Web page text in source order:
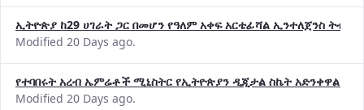
ኢትዮጵያ ከ29 ሀገራት ጋር በመሆን የዓለም አቀፍ አርቴፊሻል ኢንተለጀንስ
Modified 20 Days ago.
የተባበሩት አረብ ኤምሬቶች ሚኒስትር የኢትዮጵያን ዲጂታል ስኬት አድንቀዋል
Modified 20 Days ago.